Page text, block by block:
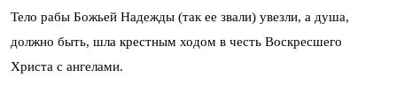
Тело рабы Божьей Надежды (так ее звали) увезли, а душа,
должно быть, шла крестным ходом в честь Воскресшего
Христа с ангелами.